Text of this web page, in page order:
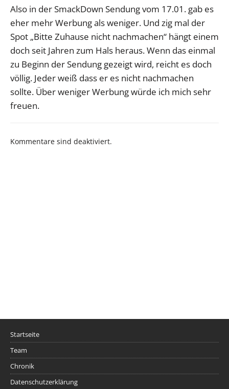
Also in der SmackDown Sendung vom 17.01. gab es
eher mehr Werbung als weniger. Und zig mal der
Spot „Bitte Zuhause nicht nachmachen“ hängt einem
doch seit Jahren zum Hals heraus. Wenn das einmal
zu Beginn der Sendung gezeigt wird, reicht es doch
völlig. Jeder weiß dass er es nicht nachmachen
sollte. Über weniger Werbung würde ich mich sehr
freuen.
Kommentare sind deaktiviert.
Startseite
Team
Chronik
Datenschutzerklärung